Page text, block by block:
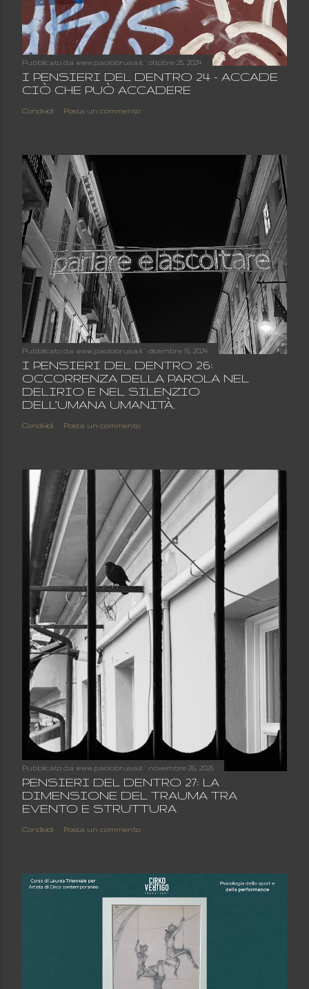
Pubblicato da www.paolobrusa.it ottobre 25, 2024
I PENSIERI DEL DENTRO 24 - ACCADE
CIÒ CHE PUÒ ACCADERE
Condividi Posta un commento
Pubblicato da www.paolobrusa.it dicembre 15, 2024
I PENSIERI DEL DENTRO 26:
OCCORRENZA DELLA PAROLA NEL
DELIRIO E NEL SILENZIO
DELL’UMANA UMANITÀ.
Condividi Posta un commento
Pubblicato da www.paolobrusa.it novembre 26, 2025
PENSIERI DEL DENTRO 27: LA
DIMENSIONE DEL TRAUMA TRA
EVENTO E STRUTTURA
Condividi Posta un commento